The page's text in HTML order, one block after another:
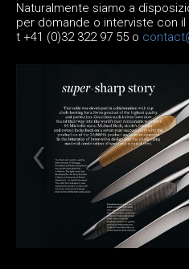
Naturalmente siamo a
per domande o interviste con il
t +41 (0)32 322 97 55 o